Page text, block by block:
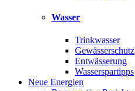
Wasser
Trinkwasser
Gewässerschutz
Entwässerung
Wasserspartipps
Neue Energien